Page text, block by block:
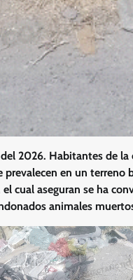
2026. Habitantes de
en un terreno
cual aseguran se ha
animales